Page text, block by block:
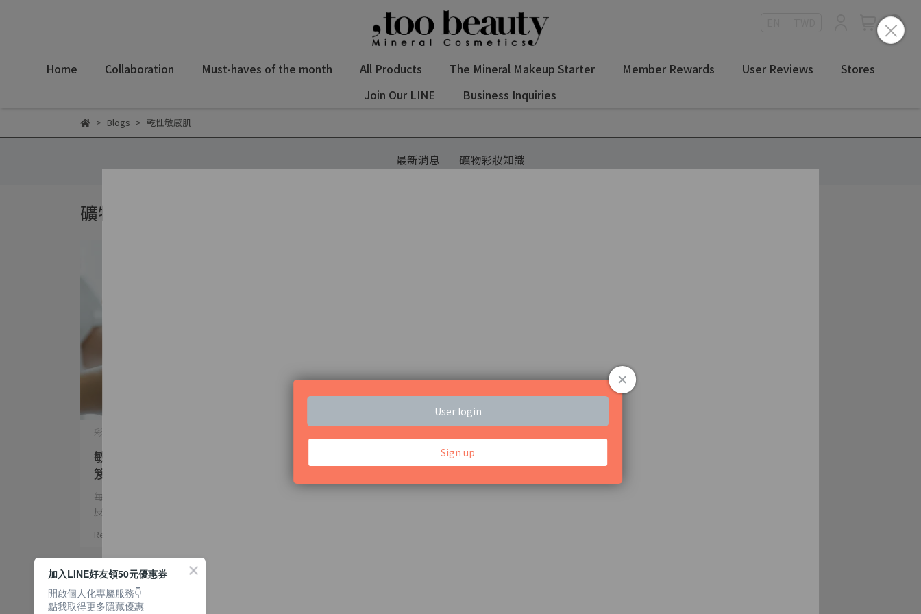
Home Collaboration Must-haves of the month All Products The Mineral Makeup Starter Member Rewards User Reviews
Stores
Join Our LINE
Business Inquiries
Blogs 乾性敏感肌
最新消息 礦物彩妝知識
礦物彩妝知識
敏感肌如何保濕？精選6大養膚秘
笈，輕鬆保持長效水嫩感！
彩妝知識 | 2022-10-29
每當換季時，你的肌膚總是乾癢難耐、經常脫
皮？⋯
Read More
加入LINE好友領50元優惠券
開啟個人化專屬服務👇
點我取得更多隱藏優惠